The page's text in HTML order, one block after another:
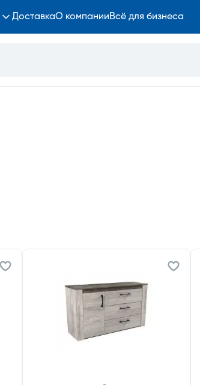
ДоставкаО компанииВсё для бизнеса